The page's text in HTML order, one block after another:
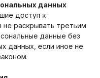
данных
доступ к
раскрывать третьим
данные без
данных, если иное не